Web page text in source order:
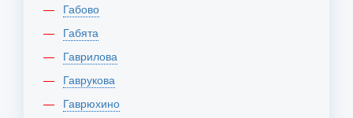
Габово
Габята
Гаврилова
Гаврукова
Гаврюхино